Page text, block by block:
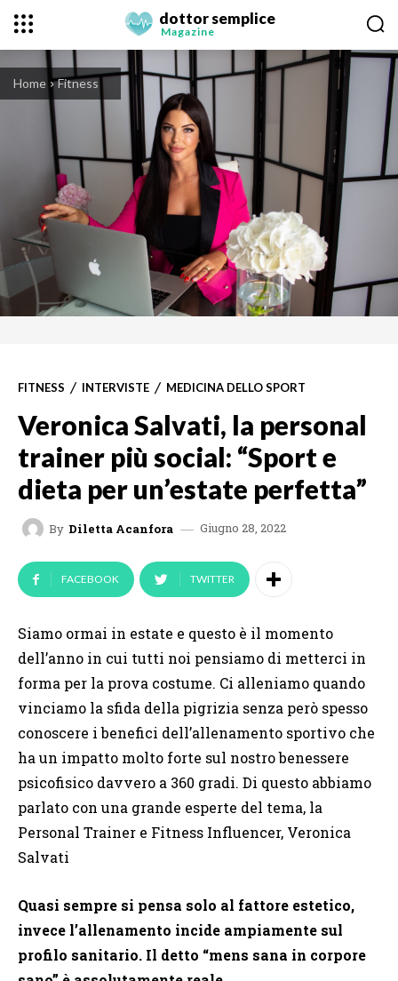
dottor semplice
Magazine
Home Fitness
FITNESS INTERVISTE MEDICINA DELLO SPORT
Veronica Salvati, la personal
trainer più social: “Sport e
dieta per un’estate perfetta”
By Diletta Acanfora Giugno 28, 2022
FACEBOOK TWITTER
Siamo ormai in estate e questo è il momento
dell’anno in cui tutti noi pensiamo di metterci in
forma per la prova costume. Ci alleniamo quando
vinciamo la sfida della pigrizia senza però spesso
conoscere i benefici dell’allenamento sportivo che
ha un impatto molto forte sul nostro benessere
psicofisico davvero a 360 gradi. Di questo abbiamo
parlato con una grande esperte del tema, la
Personal Trainer e Fitness Influencer, Veronica
Salvati
Quasi sempre si pensa solo al fattore estetico,
invece l’allenamento incide ampiamente sul
profilo sanitario. Il detto “mens sana in corpore